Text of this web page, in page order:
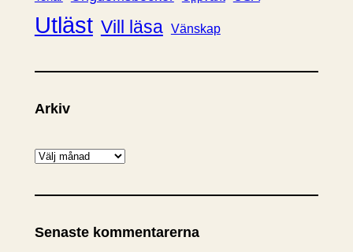
Utläst Vill läsa Vänskap
Arkiv
A
k
v
Senaste kommentarerna